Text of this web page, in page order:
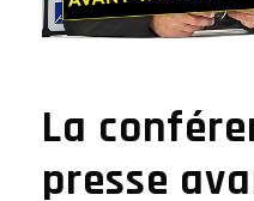
La
presse